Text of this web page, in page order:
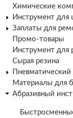
Химические
Инструмент
Заплаты для
Промо-товары
Инструмент для
Сырая резина
Материалы для
Абразивный